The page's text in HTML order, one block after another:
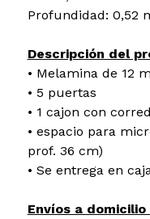
Profundidad: 0,52
Descripción del
• Melamina de 12
• 5 puertas
• 1 cajon con
• espacio para
prof. 36 cm)
• Se entrega en
Envíos a